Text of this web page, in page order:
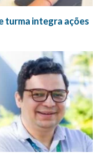
turma integra ações